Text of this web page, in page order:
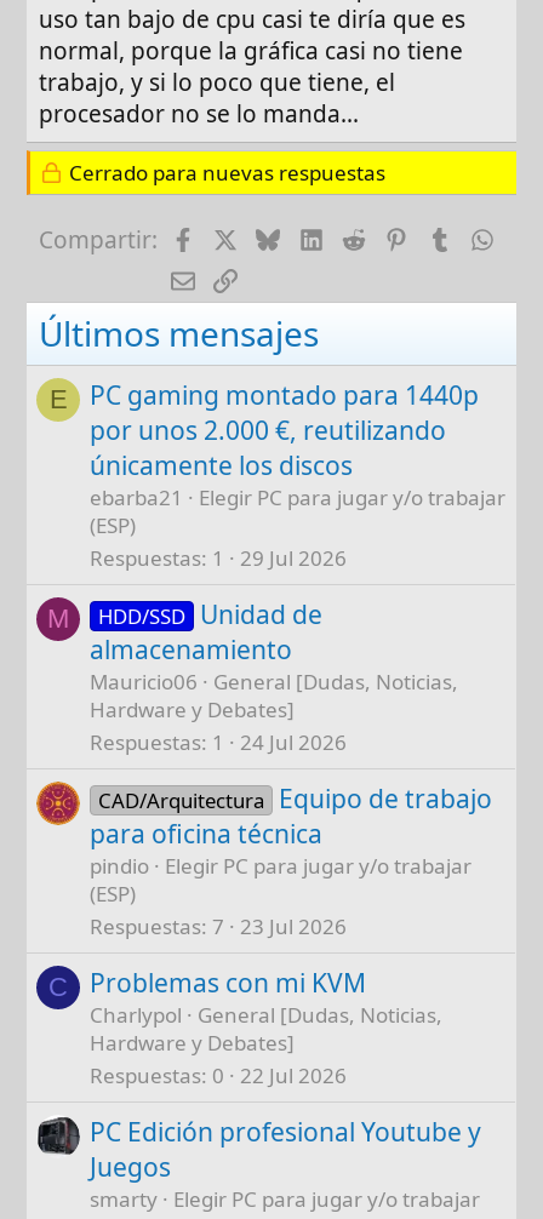
intente algunas soluciones como activar
funciones experimentales de la GeForce y
sigue con lo mismo
uso tan bajo de cpu casi te diría que es
normal, porque la gráfica casi no tiene
trabajo, y si lo poco que tiene, el
procesador no se lo manda...
Cerrado para nuevas respuestas
Compartir: FacebookBlueskyLinkedIn
RedditPinterest
Tumblr
E-mailEnlace
Últimos mensajes
E
PC gaming montado para 1440p
por unos 2.000 €, reutilizando
únicamente los discos
ebarba21
Elegir PC para jugar y/o trabajar
(ESP)
Respuestas 1 29 Jul 2026
M HDD/SSD Unidad de
almacenamiento
Mauricio06
General [Dudas, Noticias,
Hardware y Debates]
Respuestas 1 24 Jul 2026
CAD/Arquitectura
Equipo de trabajo
para oficina técnica
pindio
Elegir PC para jugar y/o trabajar
(ESP)
Respuestas 7 23 Jul 2026
C Problemas con mi KVM
Charlypol
General [Dudas, Noticias,
Hardware y Debates]
Respuestas 0 22 Jul 2026
PC Edición profesional Youtube y
Juegos
smarty
Elegir PC para jugar y/o trabajar